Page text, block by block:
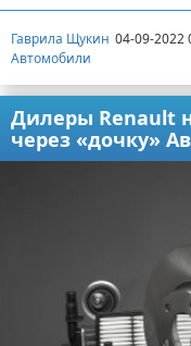
Гаврила Щукин 04-09-2022
Автомобили
Дилеры Renault
через «дочку»